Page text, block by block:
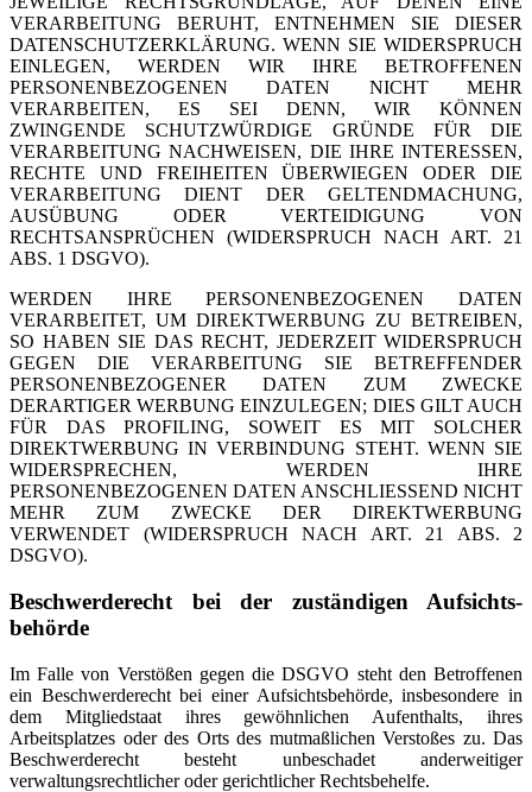
VERARBEITUNG BERUHT, ENTNEHMEN SIE DIESER
DATENSCHUTZERKLÄRUNG. WENN SIE WIDERSPRUCH
EINLEGEN, WERDEN WIR IHRE BETROFFENEN
PERSONENBEZOGENEN DATEN NICHT MEHR
VERARBEITEN, ES SEI DENN, WIR KÖNNEN
ZWINGENDE SCHUTZWÜRDIGE GRÜNDE FÜR DIE
VERARBEITUNG NACHWEISEN, DIE IHRE INTERESSEN,
RECHTE UND FREIHEITEN ÜBERWIEGEN ODER DIE
VERARBEITUNG DIENT DER GELTENDMACHUNG,
AUSÜBUNG ODER VERTEIDIGUNG VON
RECHTSANSPRÜCHEN (WIDERSPRUCH NACH ART. 21
ABS. 1 DSGVO).
WERDEN IHRE PERSONENBEZOGENEN DATEN
VERARBEITET, UM DIREKTWERBUNG ZU BETREIBEN,
SO HABEN SIE DAS RECHT, JEDERZEIT WIDERSPRUCH
GEGEN DIE VERARBEITUNG SIE BETREFFENDER
PERSONENBEZOGENER DATEN ZUM ZWECKE
DERARTIGER WERBUNG EINZULEGEN; DIES GILT AUCH
FÜR DAS PROFILING, SOWEIT ES MIT SOLCHER
DIREKTWERBUNG IN VERBINDUNG STEHT. WENN SIE
WIDERSPRECHEN, WERDEN IHRE
PERSONENBEZOGENEN DATEN ANSCHLIESSEND NICHT
MEHR ZUM ZWECKE DER DIREKTWERBUNG
VERWENDET (WIDERSPRUCH NACH ART. 21 ABS. 2
DSGVO).
Beschwerde­recht bei der zuständigen Aufsichts­
behörde
Im Falle von Verstößen gegen die DSGVO steht den Betroffenen
ein Beschwerderecht bei einer Aufsichtsbehörde, insbesondere in
dem Mitgliedstaat ihres gewöhnlichen Aufenthalts, ihres
Arbeitsplatzes oder des Orts des mutmaßlichen Verstoßes zu. Das
Beschwerderecht besteht unbeschadet anderweitiger
verwaltungsrechtlicher oder gerichtlicher Rechtsbehelfe.